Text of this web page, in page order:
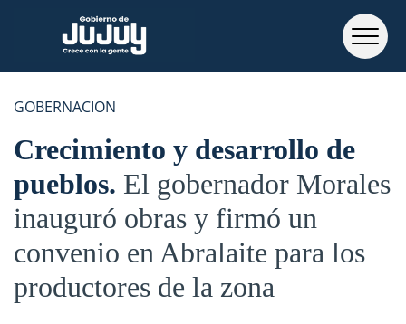
GOBERNACIÓN
Crecimiento y desarrollo de
pueblos El gobernador Morales
inauguró obras y firmó un
convenio en Abralaite para los
productores de la zona